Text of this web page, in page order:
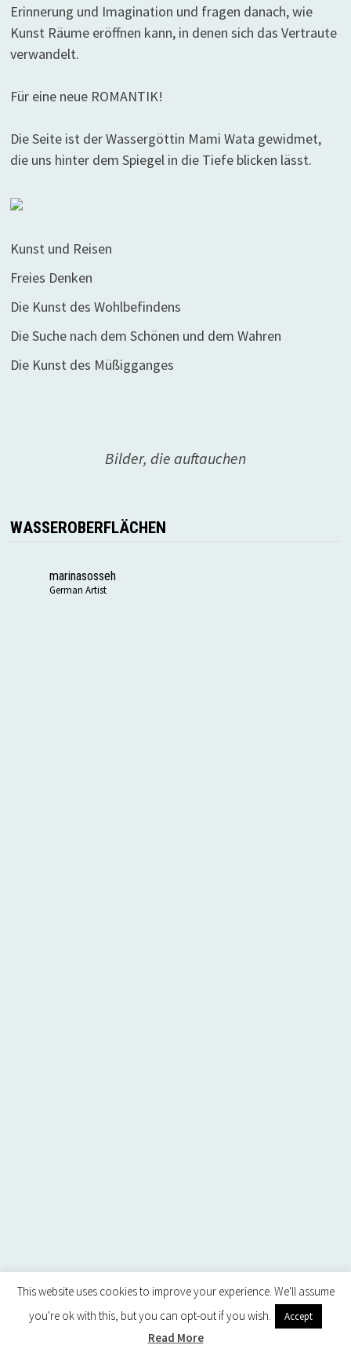
Erinnerung und Imagination und fragen danach, wie
Kunst Räume eröffnen kann, in denen sich das Vertraute
verwandelt.
Für eine neue ROMANTIK!
Die Seite ist der Wassergöttin Mami Wata gewidmet,
die uns hinter dem Spiegel in die Tiefe blicken lässt.
Kunst und Reisen
Freies Denken
Die Kunst des Wohlbefindens
Die Suche nach dem Schönen und dem Wahren
Die Kunst des Müßigganges
Bilder, die auftauchen
WASSEROBERFLÄCHEN
marinasosseh
German Artist
This website uses cookies to improve your experience. We'll assume
you're ok with this, but you can opt-out if you wish.
Accept
Read More